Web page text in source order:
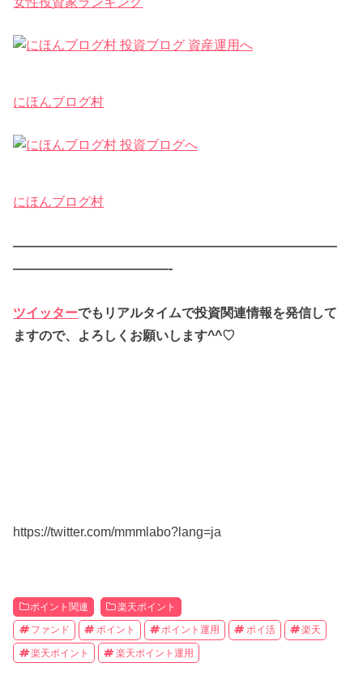
にほんブログ村
にほんブログ村
—————————————————————————
————————————-
ツイッターでもリアルタイムで投資関連情報を発信して
ますので、よろしくお願いします^^♡
https://twitter.com/mmmlabo?lang=ja
ポイント関連 楽天ポイント
ファンド ポイント ポイント運用 ポイ活 楽天
楽天ポイント 楽天ポイント運用